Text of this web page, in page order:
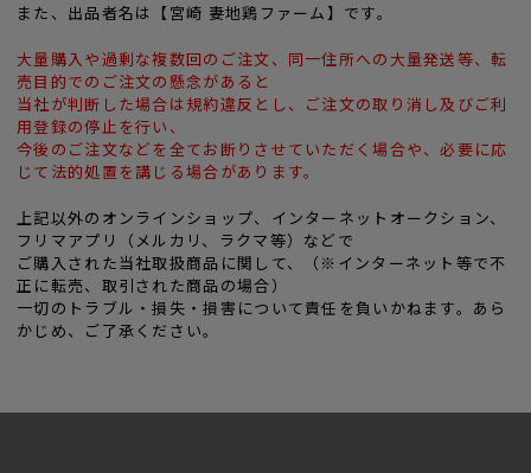
また、出品者名は【宮崎 妻地鶏ファーム】です。
大量購入や過剰な複数回のご注文、同一住所への大量発送等、転
売目的でのご注文の懸念があると
当社が判断した場合は規約違反とし、ご注文の取り消し及びご利
用登録の停止を行い、
今後のご注文などを全てお断りさせていただく場合や、必要に応
じて法的処置を講じる場合があります。
上記以外のオンラインショップ、インターネットオークション、
フリマアプリ（メルカリ、ラクマ等）などで
ご購入された当社取扱商品に関して、（※インターネット等で不
正に転売、取引された商品の場合）
一切のトラブル・損失・損害について責任を負いかねます。あら
かじめ、ご了承ください。